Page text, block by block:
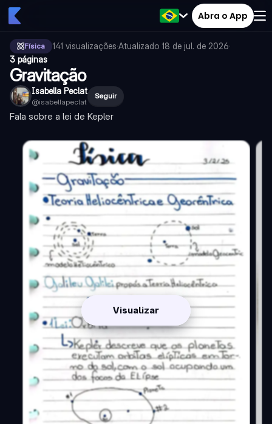
Abra o App
Física 141 visualizações·Atualizado 18 de jul. de 2026·
3 páginas
Gravitação
Isabella Peclat
@isabellapeclat
Seguir
Fala sobre a lei de Kepler
Visualizar